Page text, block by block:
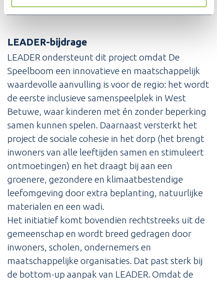
iedereen zich welkom voelt.
LEADER-bijdrage
LEADER ondersteunt dit project omdat De
Speelboom een innovatieve en maatschappelijk
waardevolle aanvulling is voor de regio: het wordt
de eerste inclusieve samenspeelplek in West
Betuwe, waar kinderen met én zonder beperking
samen kunnen spelen. Daarnaast versterkt het
project de sociale cohesie in het dorp (het brengt
inwoners van alle leeftijden samen en stimuleert
ontmoetingen) en het draagt bij aan een
groenere, gezondere en klimaatbestendige
leefomgeving door extra beplanting, natuurlijke
materialen en een wadi.
Het initiatief komt bovendien rechtstreeks uit de
gemeenschap en wordt breed gedragen door
inwoners, scholen, ondernemers en
maatschappelijke organisaties. Dat past sterk bij
de bottom-up aanpak van LEADER. Omdat de